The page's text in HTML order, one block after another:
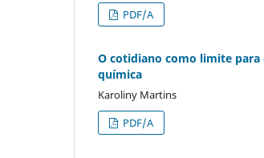
PDF/A
O cotidiano como limite
química
Karoliny Martins
PDF/A